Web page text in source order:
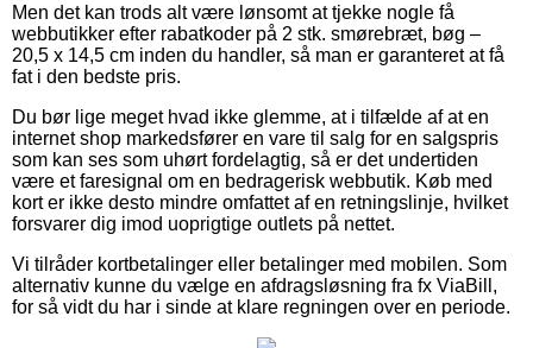
Men det kan trods alt være lønsomt at tjekke nogle få
webbutikker efter rabatkoder på 2 stk. smørebræt, bøg –
20,5 x 14,5 cm inden du handler, så man er garanteret at få
fat i den bedste pris.
Du bør lige meget hvad ikke glemme, at i tilfælde af at en
internet shop markedsfører en vare til salg for en salgspris
som kan ses som uhørt fordelagtig, så er det undertiden
være et faresignal om en bedragerisk webbutik. Køb med
kort er ikke desto mindre omfattet af en retningslinje, hvilket
forsvarer dig imod uoprigtige outlets på nettet.
Vi tilråder kortbetalinger eller betalinger med mobilen. Som
alternativ kunne du vælge en afdragsløsning fra fx ViaBill,
for så vidt du har i sinde at klare regningen over en periode.